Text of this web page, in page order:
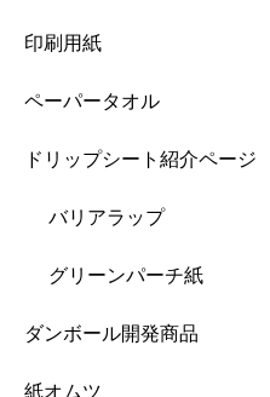
印刷用紙
ペーパータオル
ドリップシート紹介ページ
バリアラップ
グリーンパーチ紙
ダンボール開発商品
紙オムツ